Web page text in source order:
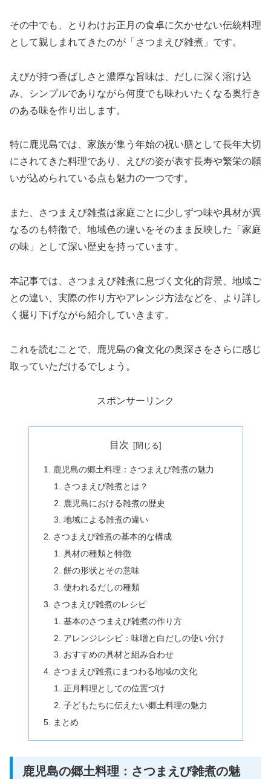
その中でも、とりわけお正月の食卓に欠かせない伝統料理
として親しまれてきたのが「さつまえび雑煮」です。
えびが持つ香ばしさと濃厚な旨味は、だしに深く溶け込
み、シンプルでありながら何度でも味わいたくなる奥行き
のある味を作り出します。
特に鹿児島では、家族が集う年始の祝い膳として長年大切
にされてきた料理であり、えびの姿が表す長寿や繁栄の願
いが込められている点も魅力の一つです。
また、さつまえび雑煮は家庭ごとに少しずつ味や具材が異
なるのも特徴で、地域色の違いをそのまま反映した「家庭
の味」として深い歴史を持っています。
本記事では、さつまえび雑煮に息づく文化的背景、地域ご
との違い、実際の作り方やアレンジ方法などを、より詳し
く掘り下げながら紹介していきます。
これを読むことで、鹿児島の食文化の奥深さをさらに感じ
取っていただけるでしょう。
スポンサーリンク
目次
鹿児島の郷土料理：さつまえび雑煮の魅力
さつまえび雑煮とは？
鹿児島における雑煮の歴史
地域による雑煮の違い
さつまえび雑煮の基本的な構成
具材の種類と特徴
餅の形状とその意味
使われるだしの種類
さつまえび雑煮のレシピ
基本のさつまえび雑煮の作り方
アレンジレシピ：味噌と白だしの使い分け
おすすめの具材と組み合わせ
さつまえび雑煮にまつわる地域の文化
正月料理としての位置づけ
子どもたちに伝えたい郷土料理の魅力
まとめ
鹿児島の郷土料理：さつまえび雑煮の魅